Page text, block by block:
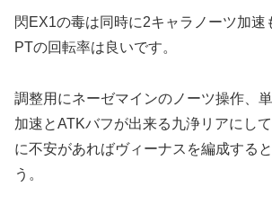
閃EX1の毒は同時に2キャラノーツ加速
PTの回転率は良いです。
調整用にネーゼマインのノーツ操作、
加速とATKバフが出来る九浄リアにし
に不安があればヴィーナスを編成する
う。